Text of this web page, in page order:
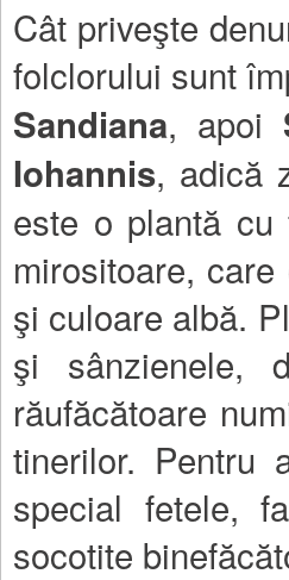
Cât priveşte
folclorului sunt
Sandiana, apoi
Iohannis, adică
este o plantă
mirositoare,
şi culoare albă.
şi sânzienele,
răufăcătoare
tinerilor. Pentru
special fetele,
socotite